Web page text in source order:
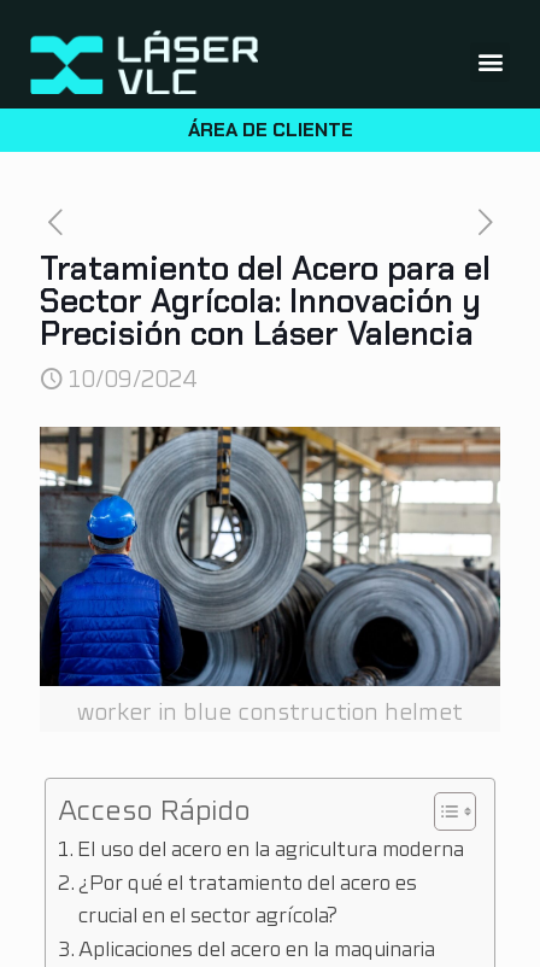
ÁREA DE CLIENTE
Tratamiento del Acero para el
Sector Agrícola: Innovación y
Precisión con Láser Valencia
10/09/2024
worker in blue construction helmet
Acceso Rápido
El uso del acero en la agricultura moderna
¿Por qué el tratamiento del acero es
crucial en el sector agrícola?
Aplicaciones del acero en la maquinaria